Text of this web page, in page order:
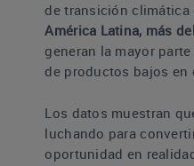
de transición climática
América Latina, más
generan la mayor
de productos bajos en
Los datos muestran
luchando para
oportunidad en